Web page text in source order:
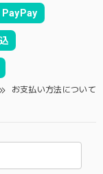
PayPay
お支払い方法について